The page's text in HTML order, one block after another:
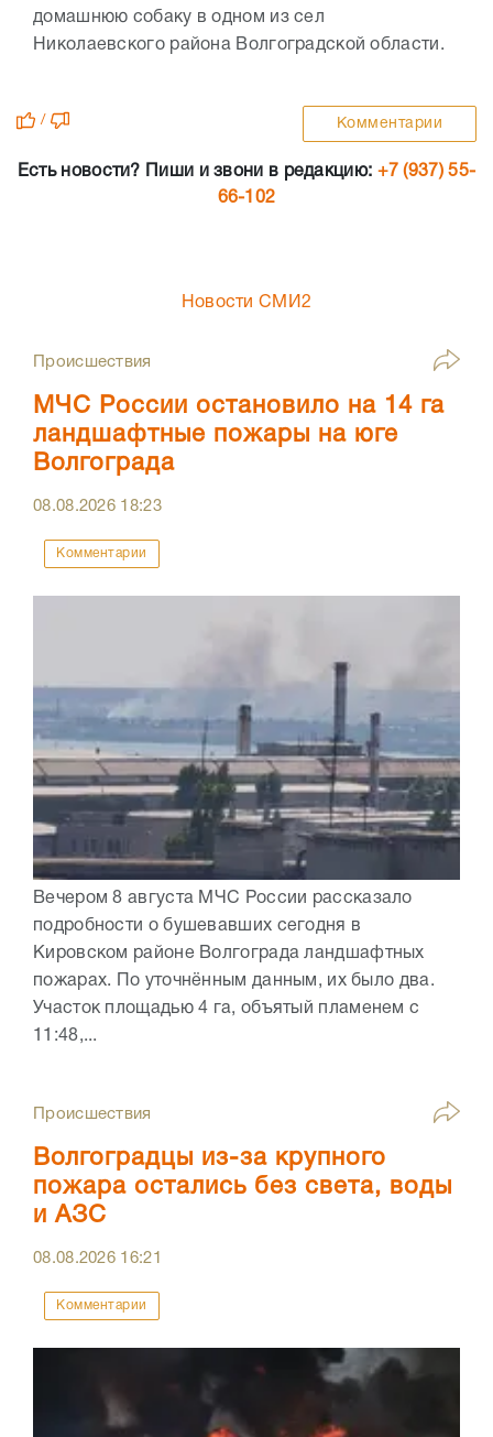
домашнюю собаку в одном из сел
Николаевского района Волгоградской области.
/ Комментарии
Есть новости? Пиши и звони в редакцию: +7 (937) 55-
66-102
Новости СМИ2
Происшествия
МЧС России остановило на 14 га
ландшафтные пожары на юге
Волгограда
08.08.2026 18:23
Комментарии
Вечером 8 августа МЧС России рассказало
подробности о бушевавших сегодня в
Кировском районе Волгограда ландшафтных
пожарах. По уточнённым данным, их было два.
Участок площадью 4 га, объятый пламенем с
11:48,...
Происшествия
Волгоградцы из-за крупного
пожара остались без света, воды
и АЗС
08.08.2026 16:21
Комментарии